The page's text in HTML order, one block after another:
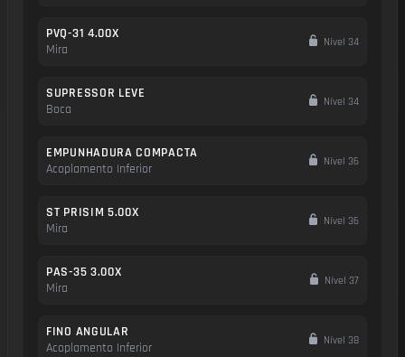
PVQ-31 4.00X
Mira
Nível 34
SUPRESSOR LEVE
Boca
Nível 34
EMPUNHADURA COMPACTA
Acoplamento Inferior
Nível 36
ST PRISIM 5.00X
Mira
Nível 36
PAS-35 3.00X
Mira
Nível 37
FINO ANGULAR
Acoplamento Inferior
Nível 38